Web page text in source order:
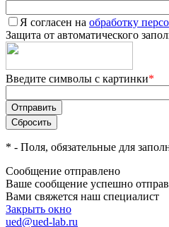
Я согласен на обработку
Защита от автоматического
Введите символы с картинки*
* - Поля, обязательные для
Сообщение отправлено
Ваше сообщение успешно
Вами свяжется наш специалист
Закрыть окно
ued@ued-lab.ru